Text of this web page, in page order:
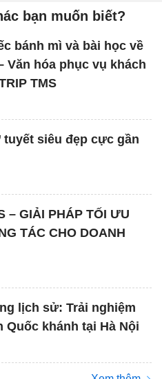
bạn muốn biết?
bánh mì và bài học về
Văn hóa phục vụ khách
TMS
tuyết siêu đẹp cực gần
– GIẢI PHÁP TỐI ƯU
TÁC CHO DOANH
lịch sử: Trải nghiệm
Quốc khánh tại Hà Nội